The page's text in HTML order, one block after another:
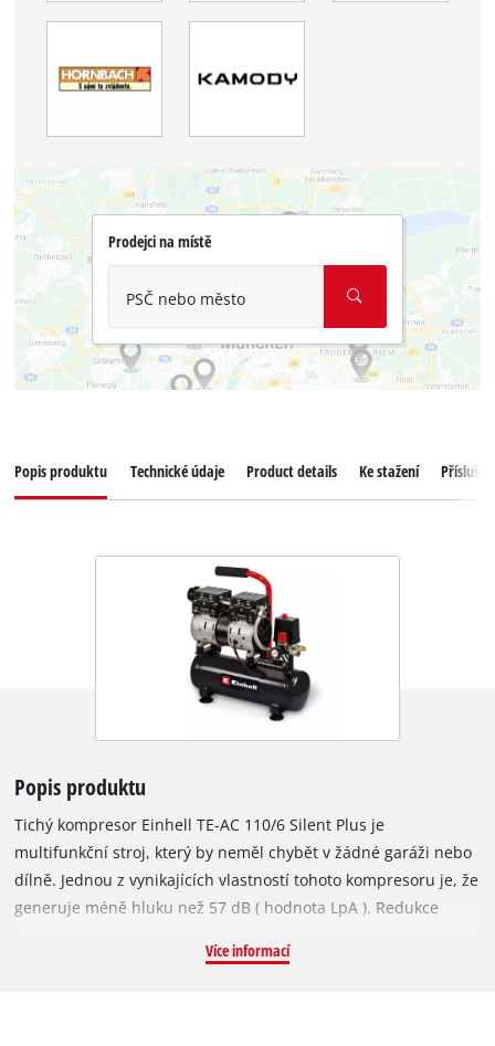
Prodejci na místě
PSČ nebo město
Popis produktu Technické údaje Product details Ke stažení
Popis produktu
Tichý kompresor Einhell TE-AC 110/6 Silent Plus je
multifunkční stroj, který by neměl chybět v žádné garáži nebo
dílně. Jednou z vynikajících vlastností tohoto kompresoru je, že
generuje méně hluku než 57 dB ( hodnota LpA ). Redukce
motor o výkonu 750 W. Tento kompresor je mnohem tišší než
Více informací